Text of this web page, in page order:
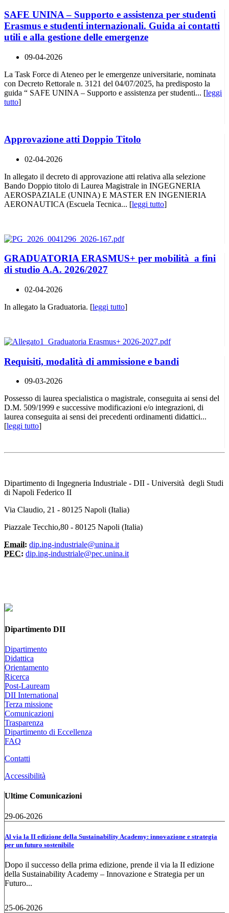
SAFE UNINA – Supporto e assistenza per studenti
Erasmus e studenti internazionali. Guida ai contatti
utili e alla gestione delle emergenze
09-04-2026
La Task Force di Ateneo per le emergenze universitarie, nominata
con Decreto Rettorale n. 3121 del 04/07/2025, ha predisposto la
guida “ SAFE UNINA – Supporto e assistenza per studenti... [leggi
tutto]
Approvazione atti Doppio Titolo
02-04-2026
In allegato il decreto di approvazione atti relativa alla selezione
Bando Doppio titolo di Laurea Magistrale in INGEGNERIA
AEROSPAZIALE (UNINA) E MASTER EN INGENIERIA
AERONAUTICA (Escuela Tecnica... [leggi tutto]
GRADUATORIA ERASMUS+ per mobilità a fini
di studio A.A. 2026/2027
02-04-2026
In allegato la Graduatoria. [leggi tutto]
Requisiti, modalità di ammissione e bandi
09-03-2026
Possesso di laurea specialistica o magistrale, conseguita ai sensi del
D.M. 509/1999 e successive modificazioni e/o integrazioni, di
laurea conseguita ai sensi dei precedenti ordinamenti didattici...
[leggi tutto]
Dipartimento di Ingegneria Industriale - DII - Università degli Studi
di Napoli Federico II
Via Claudio, 21 - 80125 Napoli (Italia)
Piazzale Tecchio,80 - 80125 Napoli (Italia)
Email: dip.ing-industriale@unina.it
PEC: dip.ing-industriale@pec.unina.it
Dipartimento DII
Dipartimento
Didattica
Orientamento
Ricerca
Post-Lauream
DII International
Terza missione
Comunicazioni
Trasparenza
Dipartimento di Eccellenza
FAQ
Contatti
Accessibilità
Ultime Comunicazioni
29-06-2026
Al via la II edizione della Sustainability Academy: innovazione e strategia
per un futuro sostenibile
Dopo il successo della prima edizione, prende il via la II edizione
della Sustainability Academy – Innovazione e Strategia per un
Futuro...
25-06-2026